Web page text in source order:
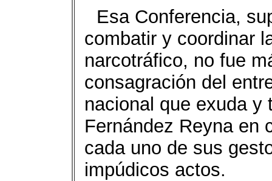
Esa Conferencia,
combatir y coordinar
narcotráfico, no fue
consagración del
nacional que exuda y
Fernández Reyna en
cada uno de sus
impúdicos actos.